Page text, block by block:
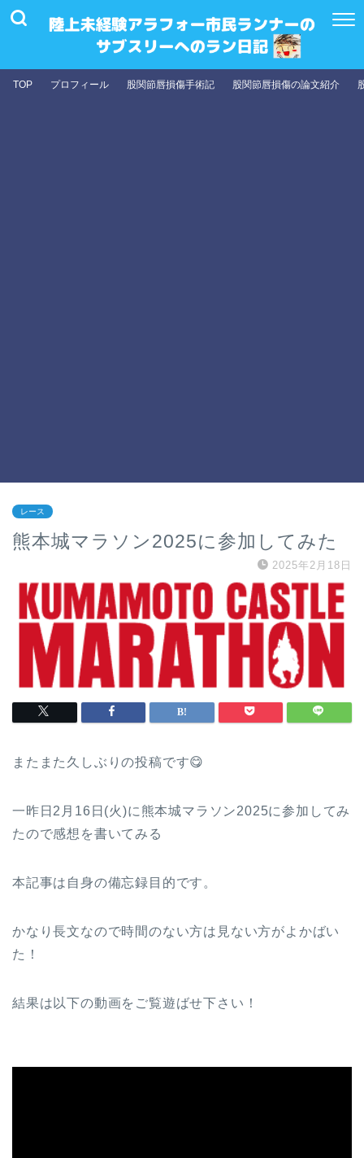
TOP プロフィール 股関節唇損傷手術記 股関節唇損傷の論文紹介
レース
熊本城マラソン2025に参加してみた
2025年2月18日
またまた久しぶりの投稿です😋
一昨日2月16日(火)に熊本城マラソン2025に参加してみ
たので感想を書いてみる
本記事は自身の備忘録目的です。
かなり長文なので時間のない方は見ない方がよかばい
た！
結果は以下の動画をご覧遊ばせ下さい！